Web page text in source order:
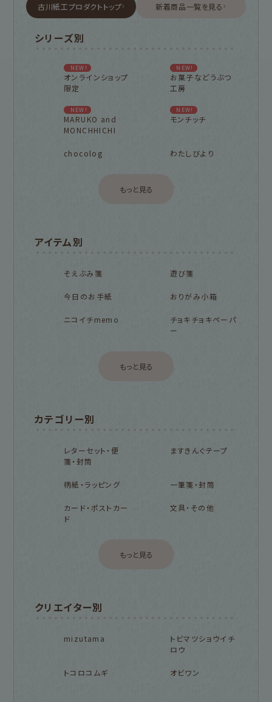
古川紙工プロダクトトップ 新着商品一覧を見る
シリーズ別
NEW!
オンラインショップ
限定
NEW!
お菓子などうぶつ
工房
NEW!
MARUKO and
MONCHHICHI
NEW!
モンチッチ
chocolog わたしびより
もっと見る
アイテム別
そえぶみ箋 遊び箋
今日のお手紙 おりがみ小箱
ニコイチmemo
チョキチョキペーパ
ー
もっと見る
カテゴリー別
レターセット・便
箋・封筒
ますきんぐテープ
柄紙・ラッピング 一筆箋・封筒
カード・ポストカー
ド
文具・その他
もっと見る
クリエイター別
mizutama
トビマツショウイチ
ロウ
トコロコムギ オビワン